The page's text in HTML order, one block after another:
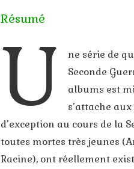
Résumé
U
ne série de
Seconde
albums est
s’attache
d’exception au cours de la
toutes mortes très jeunes
Racine), ont réellement